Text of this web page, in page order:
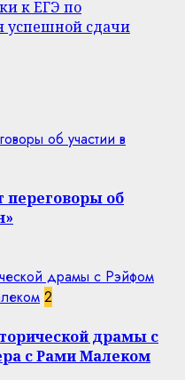
к ЕГЭ по
успешной сдачи
об участии в
переговоры об
драмы с Рэйфом
2
драмы с
с Рами Малеком